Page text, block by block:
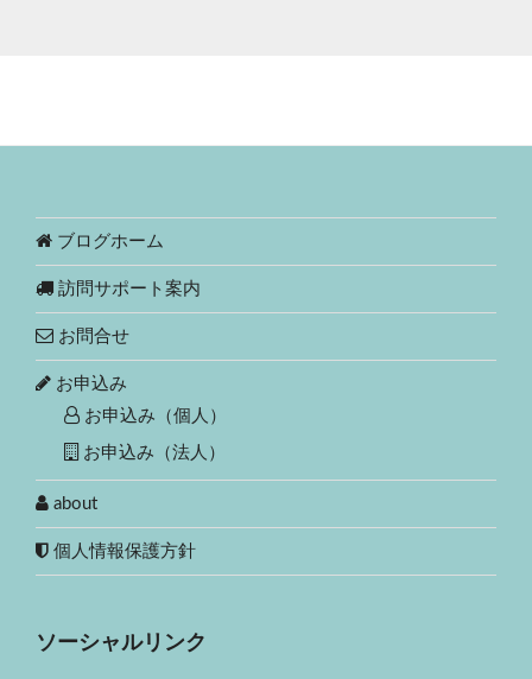
ブログホーム
訪問サポート案内
お問合せ
お申込み
お申込み（個人）
お申込み（法人）
about
個人情報保護方針
ソーシャルリンク